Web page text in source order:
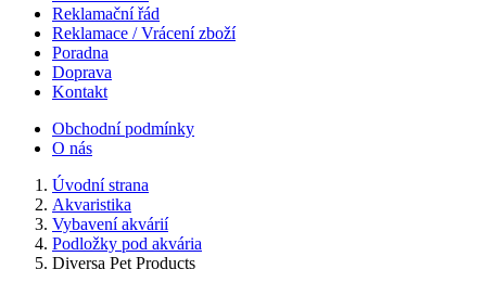
Reklamační řád
Reklamace / Vrácení zboží
Poradna
Doprava
Kontakt
Obchodní podmínky
O nás
Úvodní strana
Akvaristika
Vybavení akvárií
Podložky pod akvária
Diversa Pet Products